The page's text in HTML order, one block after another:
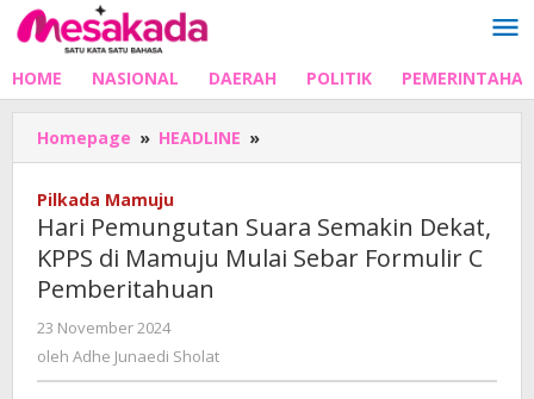
Lewati
ke
HOME NASIONAL DAERAH POLITIK
Homepage » HEADLINE »
Pemungutan
Dekat,
KPPS
Formulir
Pilkada Mamuju
Hari Pemungutan Suara Semakin Dekat,
KPPS di Mamuju Mulai Sebar Formulir C
Pemberitahuan
23 November 2024
Adhe
oleh Adhe Junaedi Sholat